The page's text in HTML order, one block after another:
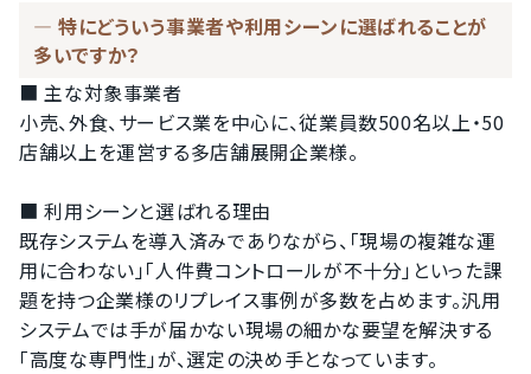
特にどういう事業者や利用シーンに選ばれることが
多いですか？
■ 主な対象事業者
小売、外食、サービス業を中心に、従業員数500名以上・50
店舗以上を運営する多店舗展開企業様。
■ 利用シーンと選ばれる理由
既存システムを導入済みでありながら、「現場の複雑な運
用に合わない」「人件費コントロールが不十分」といった課
題を持つ企業様のリプレイス事例が多数を占めます。汎用
システムでは手が届かない現場の細かな要望を解決する
「高度な専門性」が、選定の決め手となっています。